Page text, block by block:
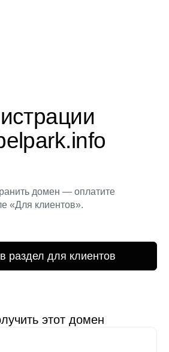
домен — оплатите
«Для клиентов».
раздел для клиентов
этот домен